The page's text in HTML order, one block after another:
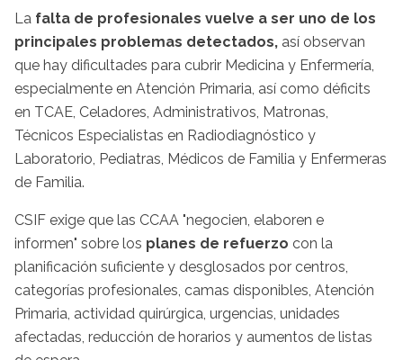
La falta de profesionales vuelve a ser uno de los
principales problemas detectados, así observan
que hay dificultades para cubrir Medicina y Enfermería,
especialmente en Atención Primaria, así como déficits
en TCAE, Celadores, Administrativos, Matronas,
Técnicos Especialistas en Radiodiagnóstico y
Laboratorio, Pediatras, Médicos de Familia y Enfermeras
de Familia.
CSIF exige que las CCAA "negocien, elaboren e
informen" sobre los planes de refuerzo con la
planificación suficiente y desglosados por centros,
categorías profesionales, camas disponibles, Atención
Primaria, actividad quirúrgica, urgencias, unidades
afectadas, reducción de horarios y aumentos de listas